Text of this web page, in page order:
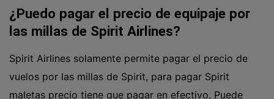
¿Puedo pagar el precio de equipaje por
las millas de Spirit Airlines?
Spirit Airlines solamente permite pagar el precio de
vuelos por las millas de Spirit, para pagar Spirit
maletas precio tiene que pagar en efectivo. Puede